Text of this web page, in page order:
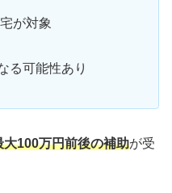
が対象
る可能性あり
大100万円前後の補助が受